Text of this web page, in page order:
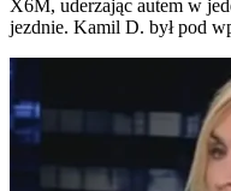
X6M, uderzając autem w
jezdnie. Kamil D. był pod